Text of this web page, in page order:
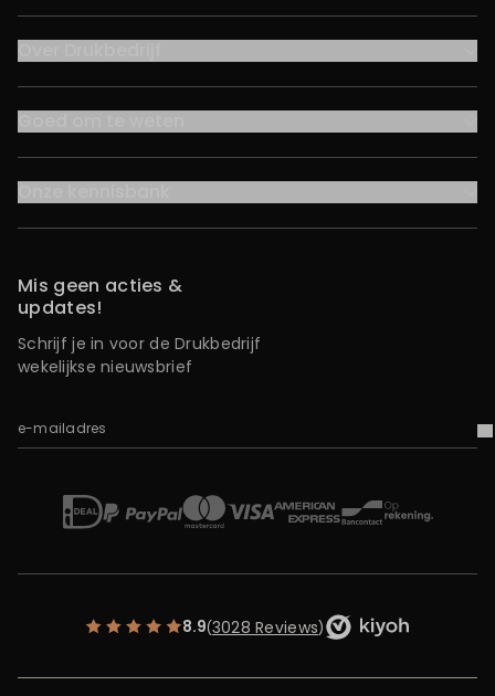
Mis geen acties &
updates!
Schrijf je in voor de Drukbedrijf
wekelijkse nieuwsbrief
e-mailadres
iDEALPaypal Mastercard
Visa American Express
BancontactOp rekening
8.9(3028 Reviews)